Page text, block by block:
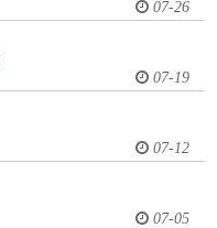
07-26
07-19
07-12
07-05